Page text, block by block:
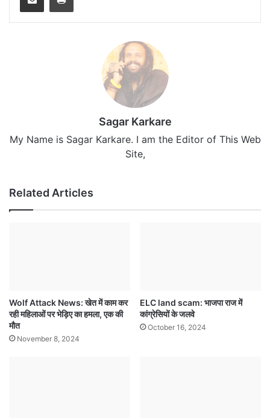
Sagar Karkare
My Name is Sagar Karkare. I am the Editor of This Web
Site,
Related Articles
Wolf Attack News: खेत में काम कर
रही महिलाओं पर भेड़िए का हमला, एक की
मौत
November 8, 2024
ELC land scam: भाजपा राज में
कांग्रेसियों के जलवे
October 16, 2024